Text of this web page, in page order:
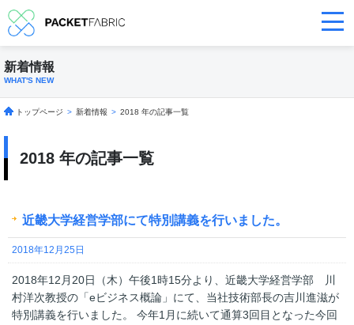
新着情報
WHAT'S NEW
トップページ > 新着情報 > 2018 年の記事一覧
2018 年の記事一覧
近畿大学経営学部にて特別講義を行いました。
2018年12月25日
2018年12月20日（木）午後1時15分より、近畿大学経営学部 川
村洋次教授の「eビジネス概論」にて、当社技術部長の吉川進滋が
特別講義を行いました。 今年1月に続いて通算3回目となった今回